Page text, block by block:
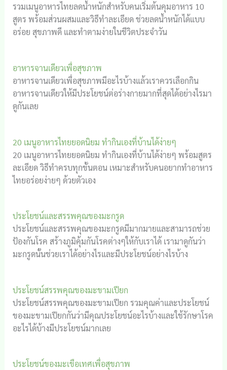
รวมเมนูอาหารไทยลดน้ำหนักสำหรับคนเริ่มต้นคุมอาหาร 10
สูตร พร้อมส่วนผสมและวิธีทำละเอียด ช่วยลดน้ำหนักได้แบบ
อร่อย สุขภาพดี และทำตามง่ายในชีวิตประจำวัน
อาหารจานเดียวเพื่อสุขภาพ
อาหารจานเดียวเพื่อสุขภาพมีอะไรบ้างแล้วเราควรเลือกกิน
อาหารจานเดียวให้มีประโยชน์ต่อร่างกายมากที่สุดได้อย่างไรมา
ดูกันเลย
20 เมนูอาหารไทยยอดนิยม ทำกินเองที่บ้านได้ง่ายๆ
20 เมนูอาหารไทยยอดนิยม ทำกินเองที่บ้านได้ง่ายๆ พร้อมสูตร
ละเอียด วิธีทำครบทุกขั้นตอน เหมาะสำหรับคนอยากทำอาหาร
ไทยอร่อยง่ายๆ ด้วยตัวเอง
ประโยชน์และสรรพคุณของมะกรูด
ประโยชน์และสรรพคุณของมะกรูดมีมากมายและสามารถช่วย
ป้องกันโรค สร้างภูมิคุ้มกันโรคต่างๆให้กับเราได้ เรามาดูกันว่า
มะกรูดนั้นช่วยเราได้อย่างไรและมีประโยชน์อย่างไรบ้าง
ประโยชน์สรรพคุณของมะขามเปียก
ประโยชน์สรรพคุณของมะขามเปียก รวมคุณค่าและประโยชน์
ของมะขามเปียกกันว่ามีคุณประโยชน์อะไรบ้างและใช้รักษาโรค
อะไรได้บ้างมีประโยชน์มากเลย
ประโยชน์ของมะเขือเทศเพื่อสุขภาพ